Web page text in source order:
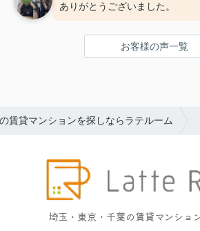
ありがとうございました。
お客様の声一覧
賃貸マンションを探しならラテルーム
埼玉・東京・千葉の賃貸マンショ